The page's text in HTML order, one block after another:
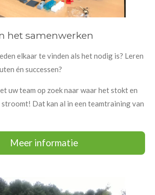
het samenwerken
elkaar te vinden als het nodig is? Leren
én successen?
uw team op zoek naar waar het stokt en
Dat kan al in een teamtraining van
Meer informatie